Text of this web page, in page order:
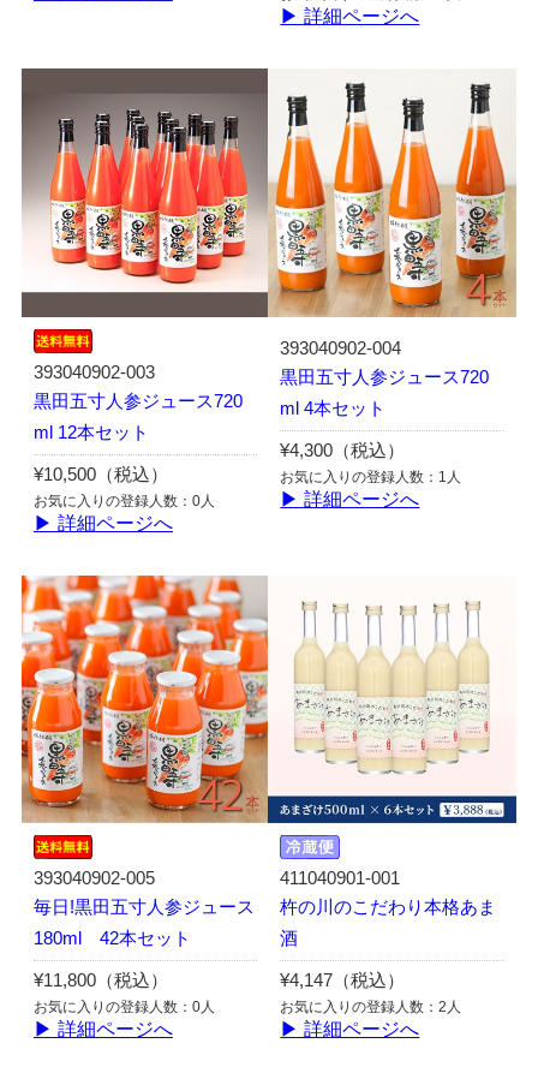
▶ 詳細ページへ
393040902-003
黒田五寸人参ジュース720
ml 12本セット
¥10,500（税込）
お気に入りの登録人数：0人
▶ 詳細ページへ
393040902-004
黒田五寸人参ジュース720
ml 4本セット
¥4,300（税込）
お気に入りの登録人数：1人
▶ 詳細ページへ
393040902-005
毎日!黒田五寸人参ジュース
180ml 42本セット
¥11,800（税込）
お気に入りの登録人数：0人
▶ 詳細ページへ
411040901-001
杵の川のこだわり本格あま
酒
¥4,147（税込）
お気に入りの登録人数：2人
▶ 詳細ページへ